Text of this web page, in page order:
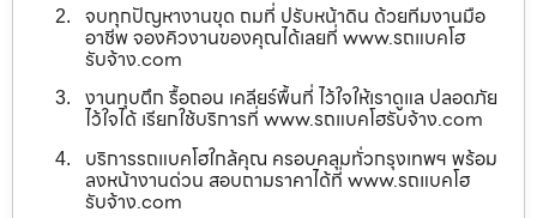
จบทุกปัญหางานขุด ถมที่ ปรับหน้าดิน ด้วยทีมงานมือ
อาชีพ จองคิวงานของคุณได้เลยที่ www.รถแบคโฮ
รับจ้าง.com
งานทุบตึก รื้อถอน เคลียร์พื้นที่ ไว้ใจให้เราดูแล ปลอดภัย
ไว้ใจได้ เรียกใช้บริการที่ www.รถแบคโฮรับจ้าง.com
บริการรถแบคโฮใกล้คุณ ครอบคลุมทั่วกรุงเทพฯ พร้อม
ลงหน้างานด่วน สอบถามราคาได้ที่ www.รถแบคโฮ
รับจ้าง.com